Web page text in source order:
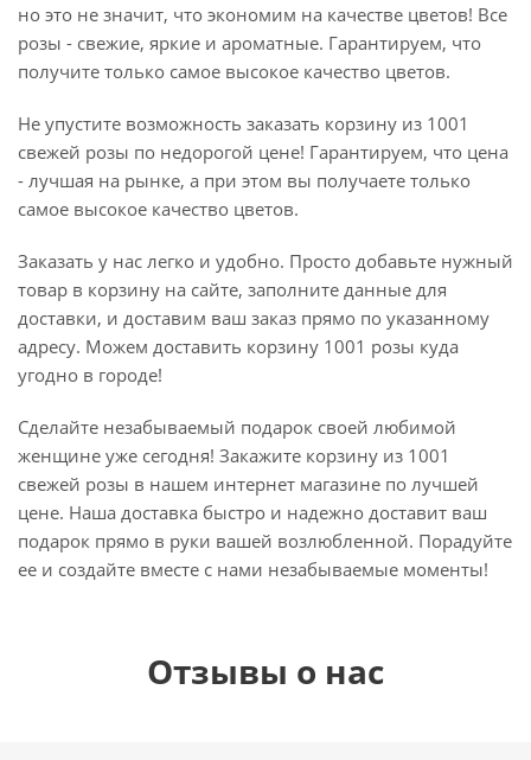
но это не значит, что экономим на качестве цветов! Все
розы - свежие, яркие и ароматные. Гарантируем, что
получите только самое высокое качество цветов.
Не упустите возможность заказать корзину из 1001
свежей розы по недорогой цене! Гарантируем, что цена
- лучшая на рынке, а при этом вы получаете только
самое высокое качество цветов.
Заказать у нас легко и удобно. Просто добавьте нужный
товар в корзину на сайте, заполните данные для
доставки, и доставим ваш заказ прямо по указанному
адресу. Можем доставить корзину 1001 розы куда
угодно в городе!
Сделайте незабываемый подарок своей любимой
женщине уже сегодня! Закажите корзину из 1001
свежей розы в нашем интернет магазине по лучшей
цене. Наша доставка быстро и надежно доставит ваш
подарок прямо в руки вашей возлюбленной. Порадуйте
ее и создайте вместе с нами незабываемые моменты!
Отзывы о нас